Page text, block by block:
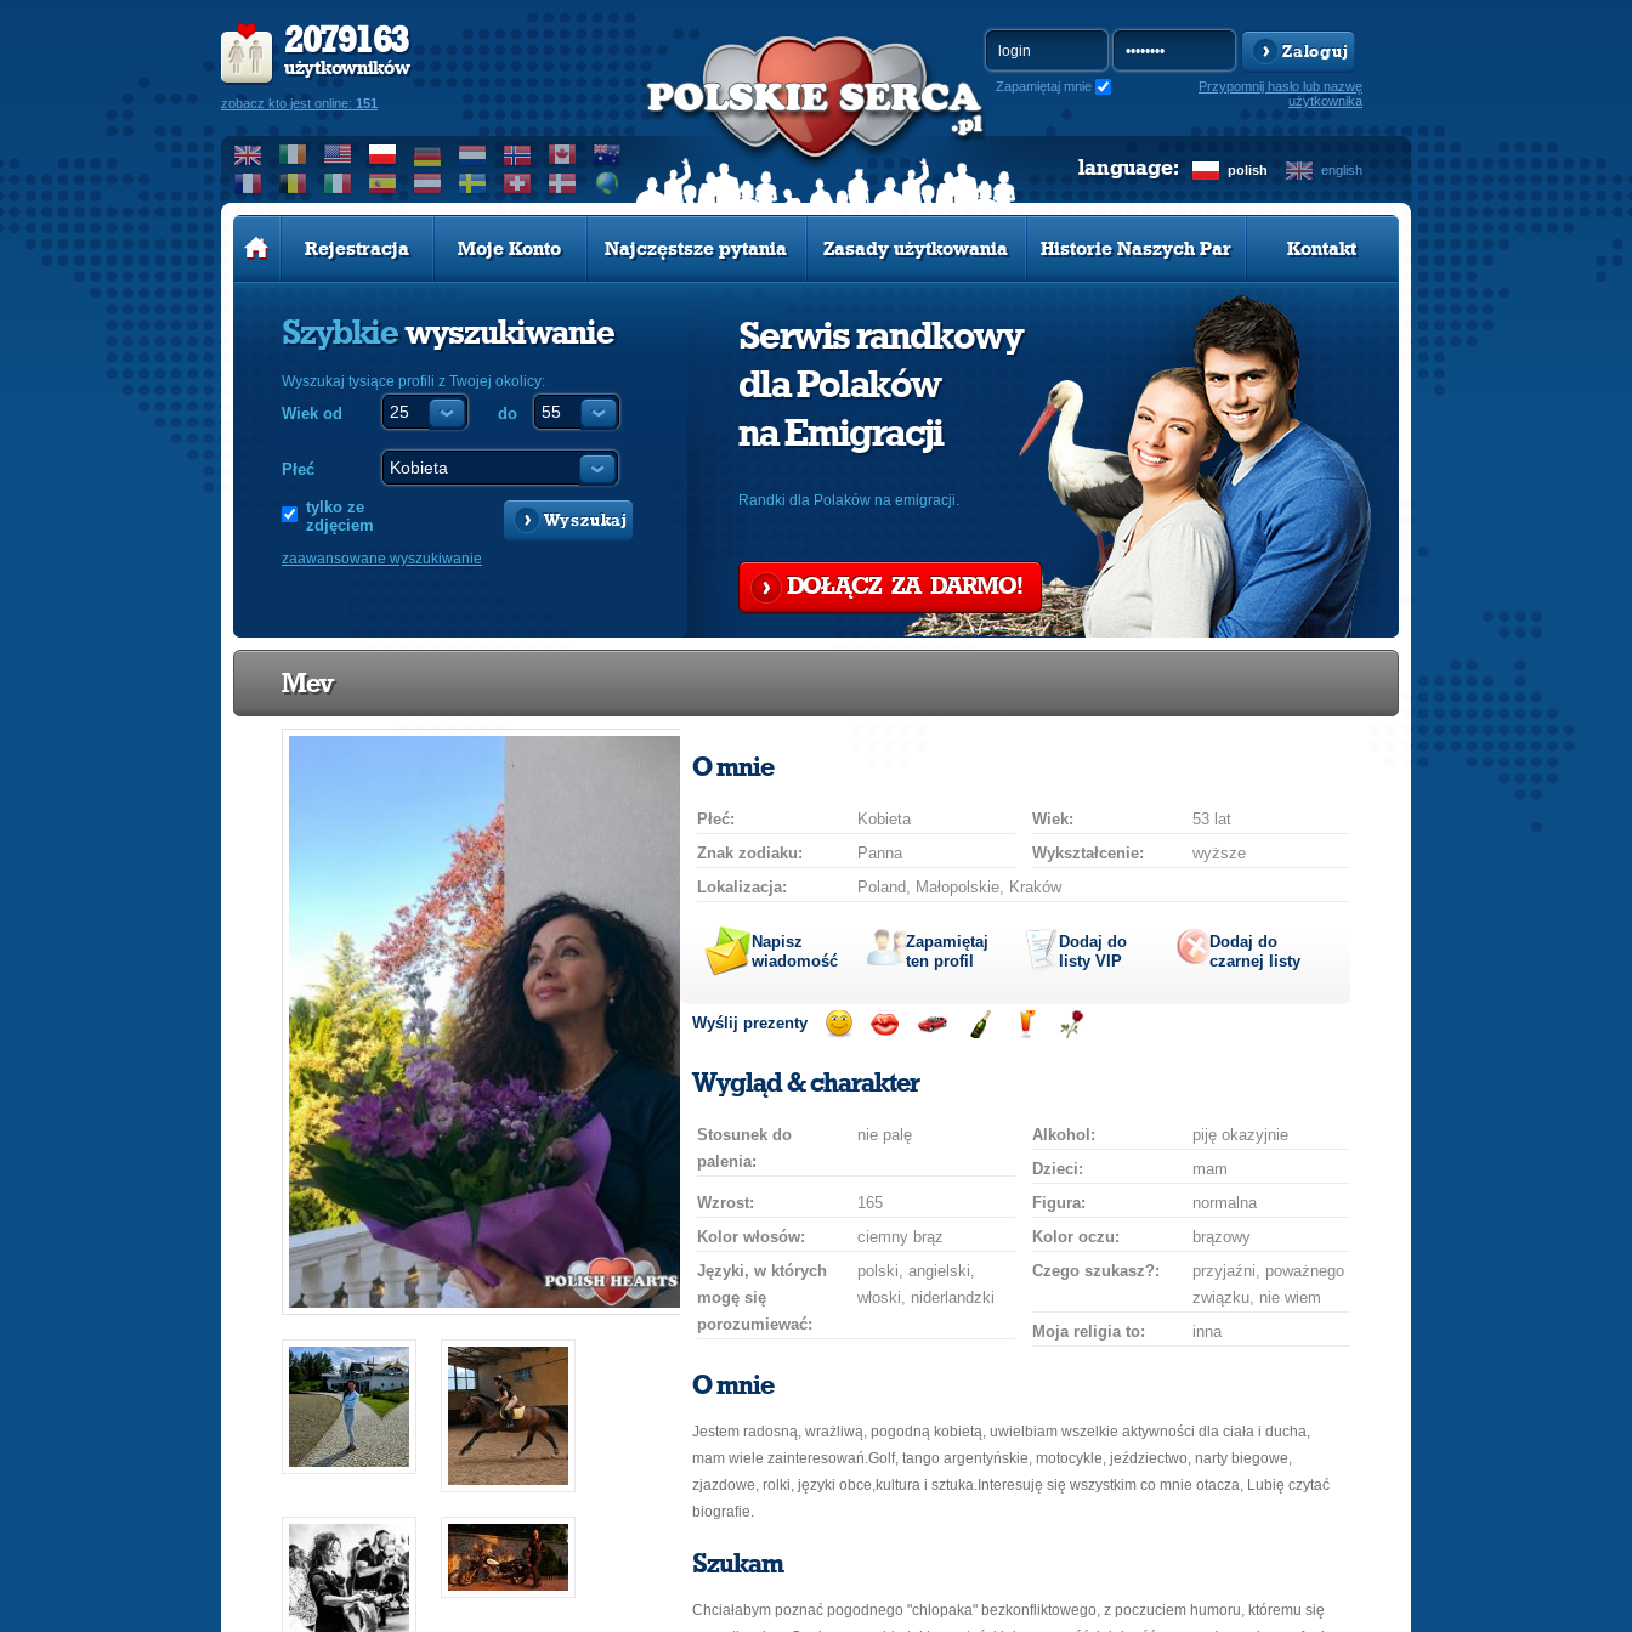
2079163
użytkowników
zobacz kto jest online: 151
Zaloguj
Zapamiętaj mnie
Przypomnij hasło lub nazwę
użytkownika
polish english
language:
Rejestracja Moje Konto Najczęstsze pytania Zasady użytkowania Historie Naszych Par Kontakt
Szybkiewyszukiwanie
Wyszukaj tysiące profili z Twojej okolicy:
Wiek od do
Płeć
tylko ze
zdjęciem
Wyszukaj
zaawansowane wyszukiwanie
Serwis randkowy
dla Polaków
na Emigracji
Randki dla Polaków na emigracji.
DOŁĄCZ ZA DARMO!
Mev
O mnie
Płeć: Kobieta Wiek:
53 lat
Znak zodiaku:
Panna Wykształcenie:
wyższe
Lokalizacja:
Poland, Małopolskie, Kraków
Napisz
wiadomość
Zapamiętaj
ten profil
Dodaj do
listy VIP
Dodaj do
czarnej listy
Wyślij prezenty
uśmiechbuziaka
Wygląd & charakter
Stosunek do
palenia:
nie palę Alkohol:
piję okazyjnie
Dzieci:
mam
Wzrost:
165 Figura:
normalna
Kolor włosów:
ciemny brąz Kolor oczu:
brązowy
Języki, w których
mogę się
porozumiewać:
polski, angielski,
włoski, niderlandzki
Czego szukasz?:
przyjaźni, poważnego
związku, nie wiem
Moja religia to:
inna
O mnie
Jestem radosną, wrażliwą, pogodną kobietą, uwielbiam wszelkie aktywności dla ciała i ducha,
mam wiele zainteresowań.Golf, tango argentyńskie, motocykle, jeździectwo, narty biegowe,
zjazdowe, rolki, języki obce,kultura i sztuka.Interesuję się wszystkim co mnie otacza, Lubię czytać
biografie.
Szukam
Chciałabym poznać pogodnego "chlopaka" bezkonfliktowego, z poczuciem humoru, któremu się